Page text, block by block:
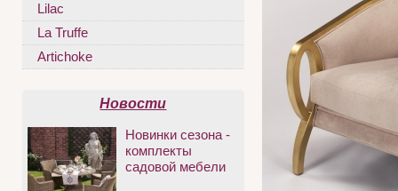
Lilac
La Truffe
Artichoke
Новости
Новинки сезона -
комплекты
садовой мебели